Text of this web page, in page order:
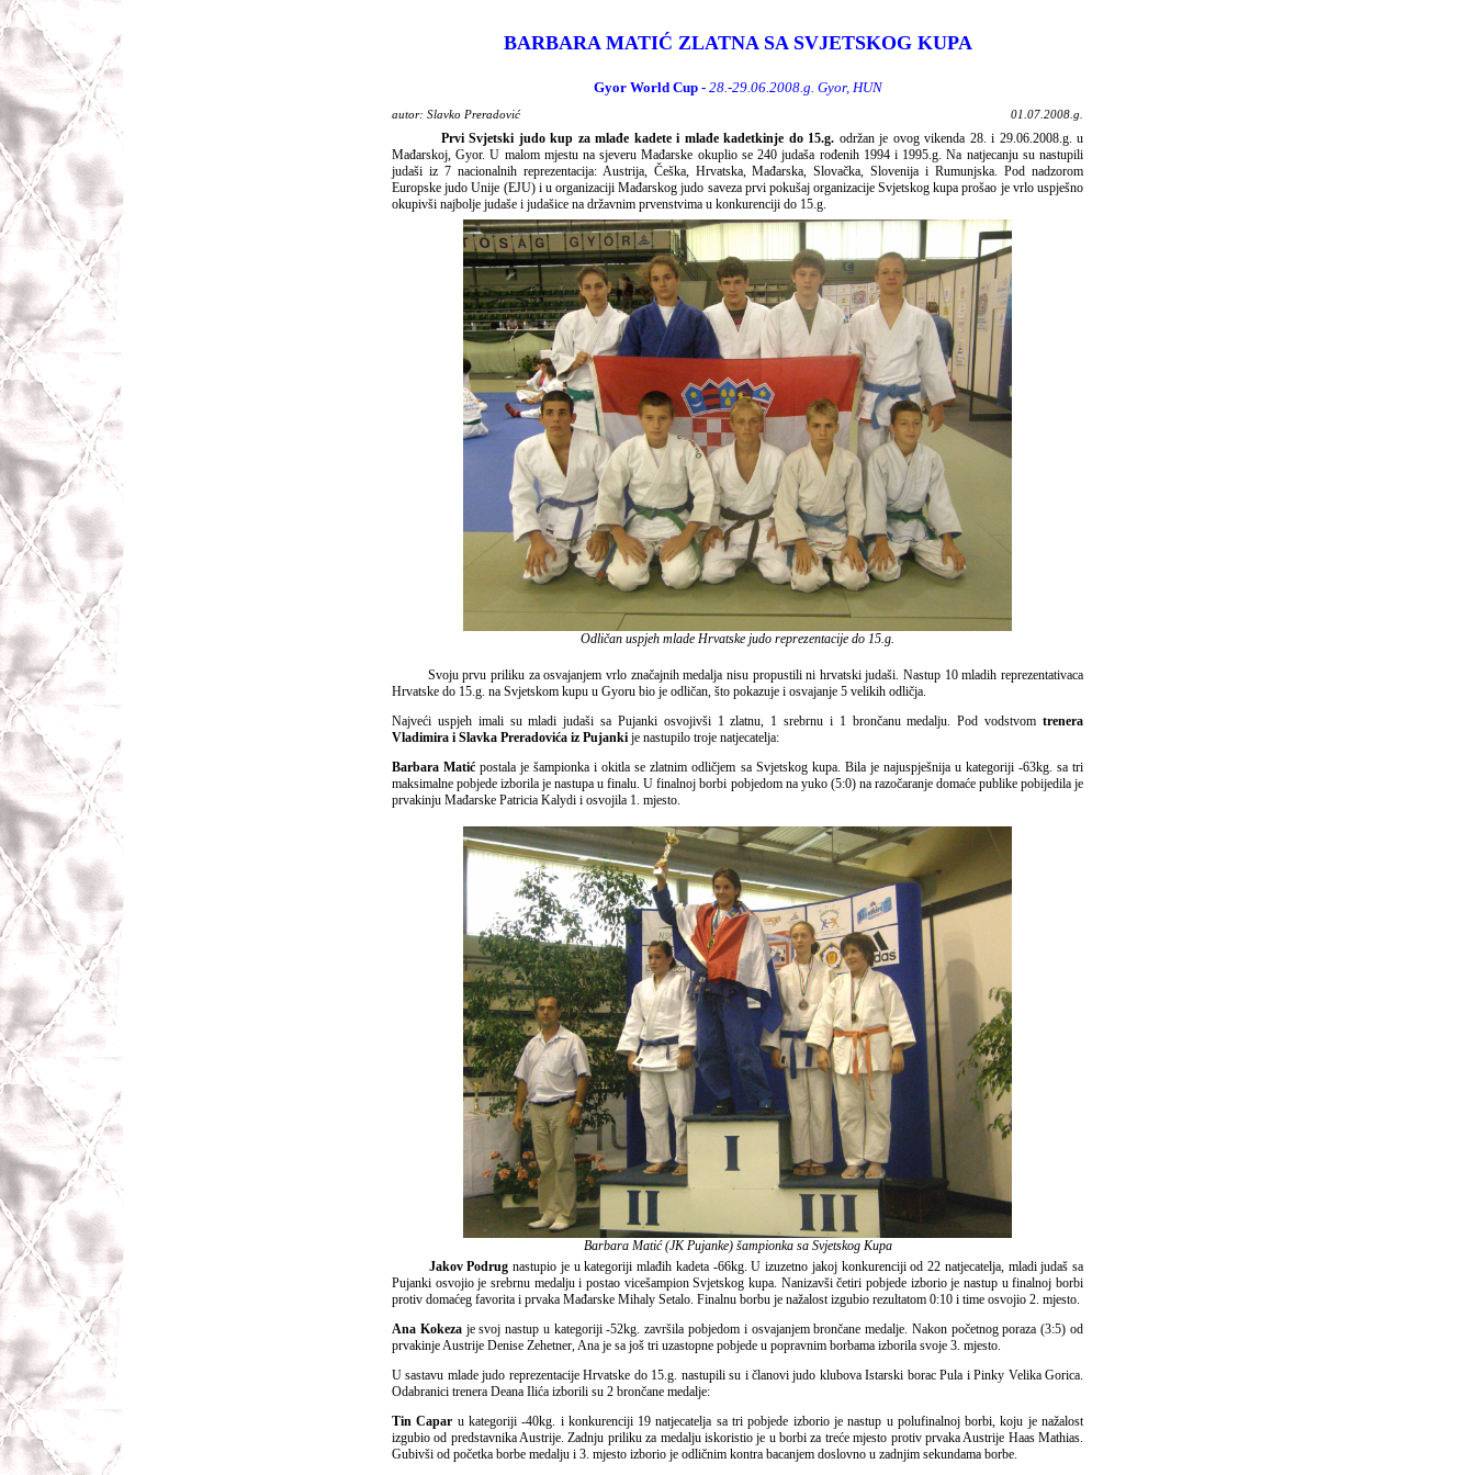
BARBARA MATIĆ ZLATNA SA SVJETSKOG KUPA
Gyor World Cup - 28.-29.06.2008.g. Gyor, HUN
autor: Slavko Preradović 01.07.2008.g.
Prvi Svjetski judo kup za mlađe kadete i mlađe kadetkinje do 15.g. održan je ovog vikenda 28. i 29.06.2008.g. u
Mađarskoj, Gyor. U malom mjestu na sjeveru Mađarske okuplio se 240 judaša rođenih 1994 i 1995.g. Na natjecanju su nastupili
judaši iz 7 nacionalnih reprezentacija: Austrija, Češka, Hrvatska, Mađarska, Slovačka, Slovenija i Rumunjska. Pod nadzorom
Europske judo Unije (EJU) i u organizaciji Mađarskog judo saveza prvi pokušaj organizacije Svjetskog kupa prošao je vrlo uspješno
okupivši najbolje judaše i judašice na državnim prvenstvima u konkurenciji do 15.g.
Odličan uspjeh mlade Hrvatske judo reprezentacije do 15.g.
Svoju prvu priliku za osvajanjem vrlo značajnih medalja nisu propustili ni hrvatski judaši. Nastup 10 mladih reprezentativaca
Hrvatske do 15.g. na Svjetskom kupu u Gyoru bio je odličan, što pokazuje i osvajanje 5 velikih odličja.
Najveći uspjeh imali su mladi judaši sa Pujanki osvojivši 1 zlatnu, 1 srebrnu i 1 brončanu medalju. Pod vodstvom trenera
Vladimira i Slavka Preradovića iz Pujanki je nastupilo troje natjecatelja:
Barbara Matić postala je šampionka i okitla se zlatnim odličjem sa Svjetskog kupa. Bila je najuspješnija u kategoriji -63kg. sa tri
maksimalne pobjede izborila je nastupa u finalu. U finalnoj borbi pobjedom na yuko (5:0) na razočaranje domaće publike pobijedila je
prvakinju Mađarske Patricia Kalydi i osvojila 1. mjesto.
Barbara Matić (JK Pujanke) šampionka sa Svjetskog Kupa
Jakov Podrug nastupio je u kategoriji mlađih kadeta -66kg. U izuzetno jakoj konkurenciji od 22 natjecatelja, mladi judaš sa
Pujanki osvojio je srebrnu medalju i postao vicešampion Svjetskog kupa. Nanizavši četiri pobjede izborio je nastup u finalnoj borbi
protiv domaćeg favorita i prvaka Mađarske Mihaly Setalo. Finalnu borbu je nažalost izgubio rezultatom 0:10 i time osvojio 2. mjesto.
Ana Kokezaje svoj nastup u kategoriji -52kg. završila pobjedom i osvajanjem brončane medalje. Nakon početnog poraza (3:5) od
prvakinje Austrije Denise Zehetner, Ana je sa još tri uzastopne pobjede u popravnim borbama izborila svoje 3. mjesto.
U sastavu mlade judo reprezentacije Hrvatske do 15.g. nastupili su i članovi judo klubova Istarski borac Pula i Pinky Velika Gorica.
Odabranici trenera Deana Ilića izborili su 2 brončane medalje:
Tin Capar u kategoriji -40kg. i konkurenciji 19 natjecatelja sa tri pobjede izborio je nastup u polufinalnoj borbi, koju je nažalost
izgubio od predstavnika Austrije. Zadnju priliku za medalju iskoristio je u borbi za treće mjesto protiv prvaka Austrije Haas Mathias.
Gubivši od početka borbe medalju i 3. mjesto izborio je odličnim kontra bacanjem doslovno u zadnjim sekundama borbe.